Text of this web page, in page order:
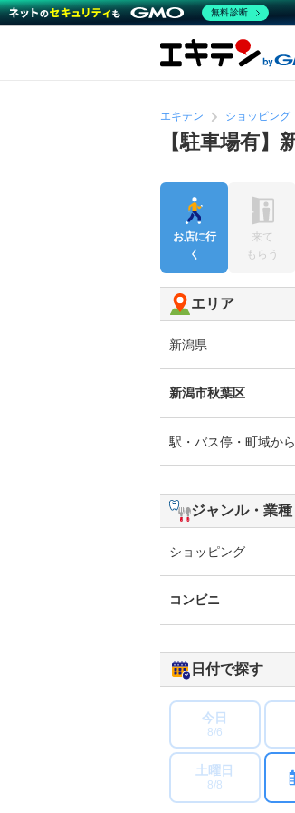
エキテン ショッピング
【駐車場有
お店に行
く
来て
もらう
エリア
新潟県
新潟市秋葉区
駅・バス停・町域か
ジャンル・業種
ショッピング
コンビニ
日付で探す
今日
8/6
土曜日
8/8
無料診断